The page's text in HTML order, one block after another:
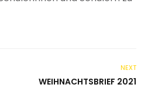
NEXT
WEIHNACHTSBRIEF 2021